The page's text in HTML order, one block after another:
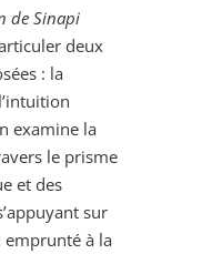
de Sinapi
deux
: la
examine la
le prisme
et des
sur
emprunté à la